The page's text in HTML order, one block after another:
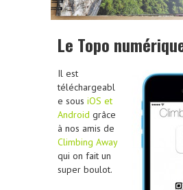
Le Topo
Il est
téléchargeabl
e sous iOS et
Android grâce
à nos amis de
Climbing Away
qui on fait un
super boulot.